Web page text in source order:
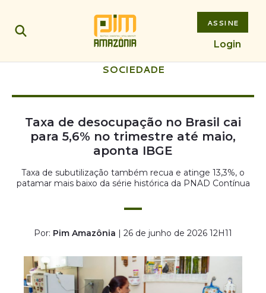
ASSINE
Login
SOCIEDADE
Taxa de desocupação no Brasil cai
para 5,6% no trimestre até maio,
aponta IBGE
Taxa de subutilização também recua e atinge 13,3%, o
patamar mais baixo da série histórica da PNAD Contínua
Por: Pim Amazônia | 26 de junho de 2026 12H11